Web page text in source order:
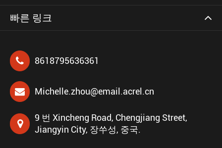
빠른 링크
8618795636361
Michelle.zhou@email.acrel.cn
9 번 Xincheng Road, Chengjiang Street,
Jiangyin City, 장쑤성, 중국.